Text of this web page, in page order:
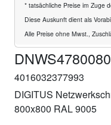
* tatsächliche Preise im Zuge
Diese Auskunft dient als
Alle Preise ohne Mwst.,
4016032377993
DIGITUS
800x800 RAL 9005